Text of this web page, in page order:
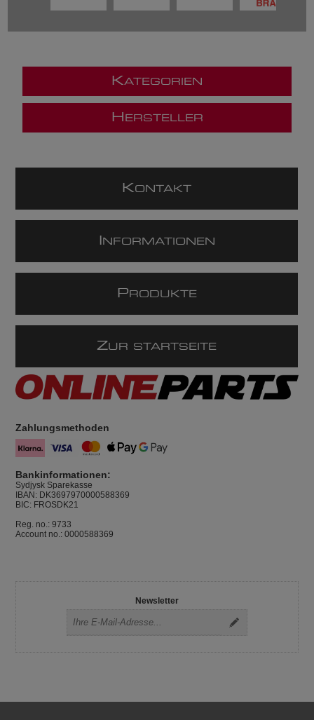
KATEGORIEN
H ERSTELLER
KONTAKT
NFORMATIONEN
P RODUKTE
ZUR STARTSEITE
Zahlungsmethoden
Bankinformationen:
Sydjysk Sparekasse
IBAN: DK3697970000588369
BIC: FROSDK21
Reg. no.: 9733
Account no.: 0000588369
Newsletter